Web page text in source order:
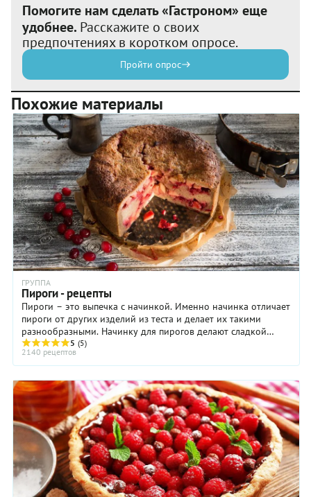
Помогите нам сделать «Гастроном» еще
удобнее. Расскажите о своих
предпочтениях в коротком опросе.
Пройти опрос
Похожие материалы
ГРУППА
Пироги - рецепты
Пироги – это выпечка с начинкой. Именно начинка отличает
пироги от других изделий из теста и делает их такими
разнообразными. Начинку для пирогов делают сладкой
(ягоды, фрукты, творог, мак) и ...
5 (5)
2140 рецептов